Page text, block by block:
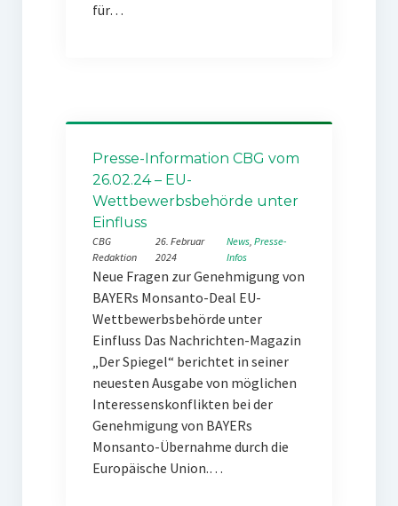
für…
Presse-Information CBG vom
26.02.24 – EU-
Wettbewerbsbehörde unter
Einfluss
CBG
Redaktion
26. Februar
2024
News, Presse-
Infos
Neue Fragen zur Genehmigung von
BAYERs Monsanto-Deal EU-
Wettbewerbsbehörde unter
Einfluss Das Nachrichten-Magazin
„Der Spiegel“ berichtet in seiner
neuesten Ausgabe von möglichen
Interessenskonflikten bei der
Genehmigung von BAYERs
Monsanto-Übernahme durch die
Europäische Union.…